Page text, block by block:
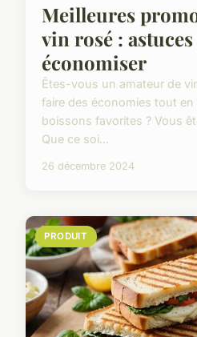
Meilleures
vin rosé :
économiser
Êtes-vous un amateur de
faire des économies tout
boissons favorites ? Vous
Que ce soi...
26 décembre 2024
PRODUIT